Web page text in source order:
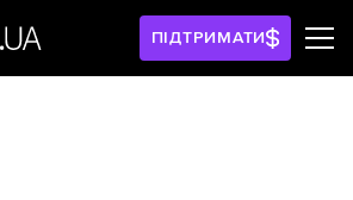
ПІДТРИМАТИ